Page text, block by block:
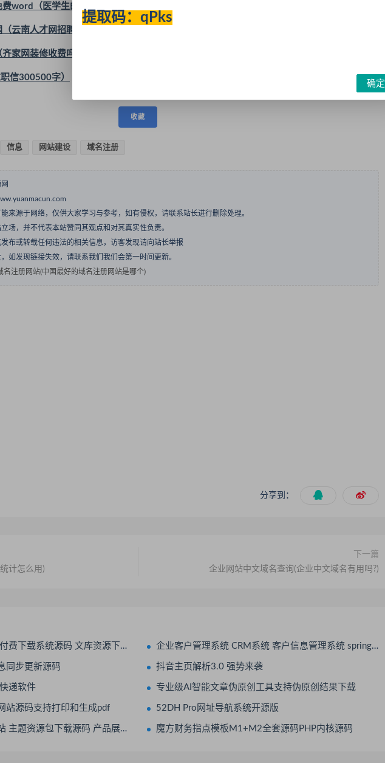
word（医学生的求职简历范文）
云南人才网招聘信息网）
家网装修收费吗）
信300500字）
收藏
信息 网站建设 域名注册
来源于网络，仅供大家学习与参考，如有侵权，请联系站长进行删除处理。
场，并不代表本站赞同其观点和对其真实性负责。
布或转载任何违法的相关信息，访客发现请向站长举报
如发现链接失效，请联系我们我们会第一时间更新。
名注册网站(中国最好的域名注册网站是哪个)
分享到：
计怎么用)
下一篇
企业网站中文域名查询(企业中文域名有用吗?)
载系统源码 文库资源下载系统源码 企业客户管理系统 CRM系统 客户信息管理系统 springboot+vue Java版
同步更新源码 抖音主页解析3.0 强势来袭
递软件 专业级AI智能文章伪原创工具支持伪原创结果下载
站源码支持打印和生成pdf 52DH Pro网址导航系统开源版
资源包下载源码 产品展示下载资源 魔方财务指点模板M1+M2全套源码PHP内核源码
提取码：qPks
确定